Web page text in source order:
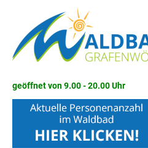
geöffnet von 9.00 - 20.00 Uhr